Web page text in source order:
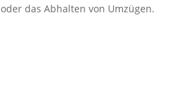
oder das Abhalten von Umzügen.